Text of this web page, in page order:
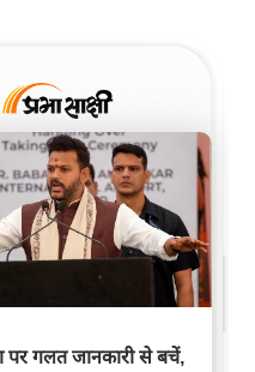
पर गलत जानकारी से बचें,